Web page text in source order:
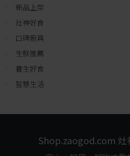
新品上架
灶神好食
口碑廚具
生鮮推薦
養生好食
智慧生活
Shop.zaogod.com 灶